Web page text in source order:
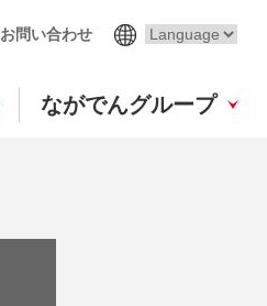
ながでんグループ
お問い合わせ